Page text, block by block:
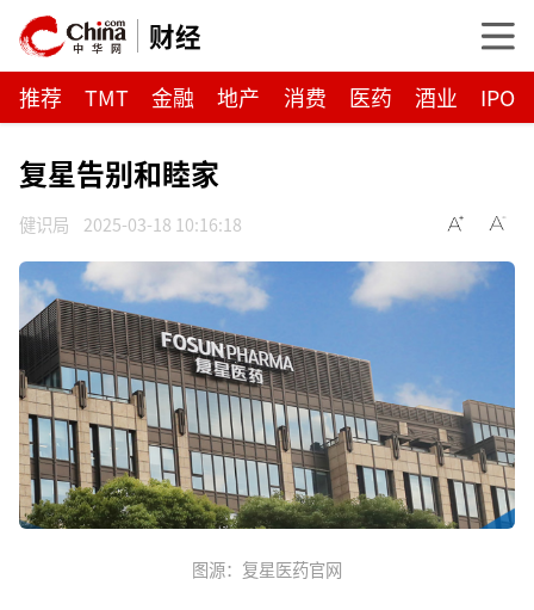
财经
推荐 TMT 金融 地产 消费 医药 酒业 IPO
复星告别和睦家
健识局 2025-03-18 10:16:18
图源：复星医药官网